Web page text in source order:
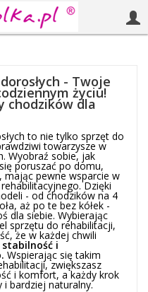
- Twoje
życiu!
chodzików dla
to nie tylko sprzęt do
towarzysze w
Wyobraź sobie, jak
poruszać po domu,
mając pewne wsparcie w
Dzięki
- od chodzików na 4
aż po te bez kółek -
dla siebie. Wybierając
sprzętu do rehabilitacji,
że w każdej chwili
stabilność i
Wspierając się takim
zwiększasz
i komfort, a każdy krok
bardziej naturalny.